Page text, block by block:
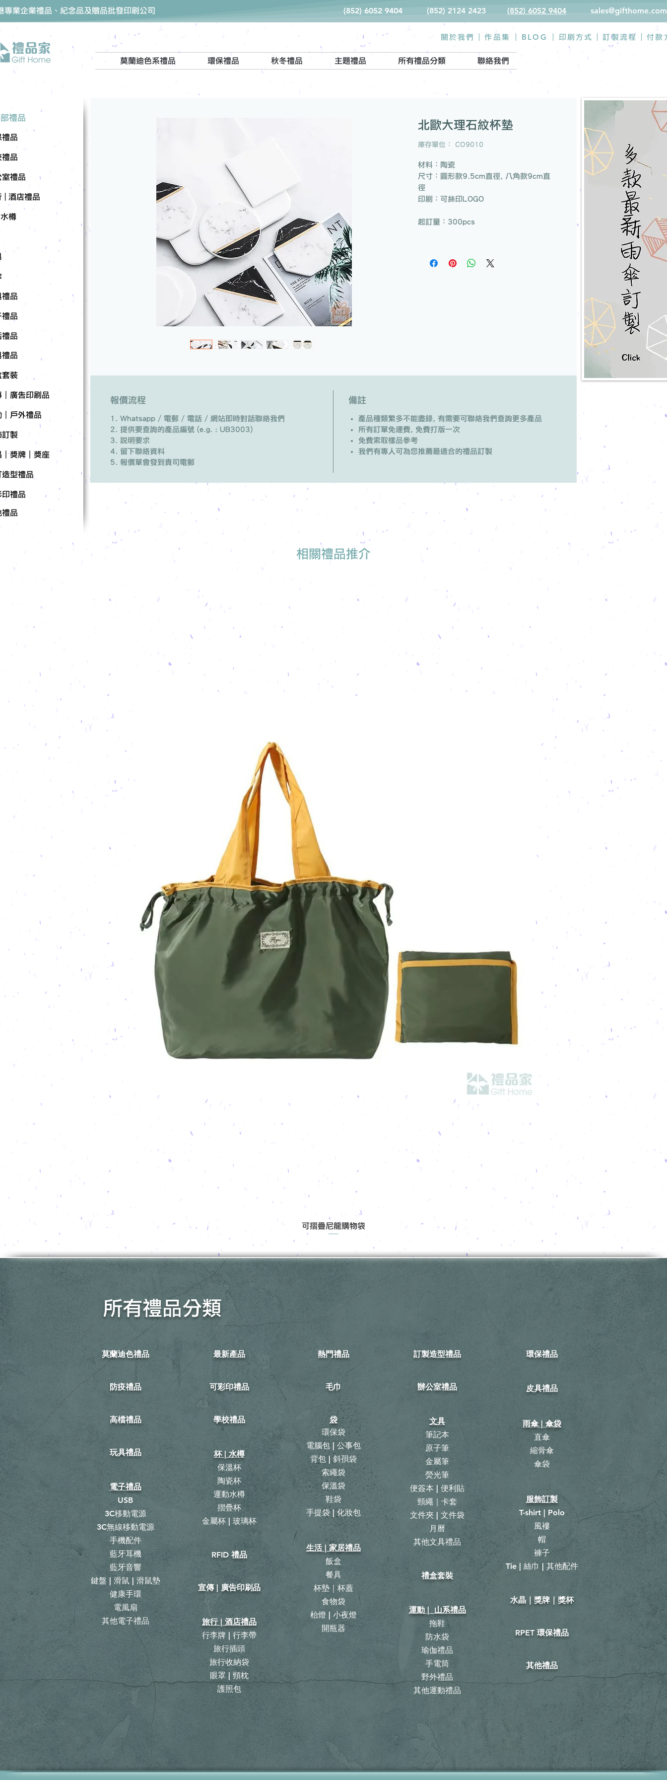
專業企業禮品、紀念品及贈品批發印刷公司 (852) 6052 9404 (852) 2124 2423 (852) 6052 9404
關於我們 | 作品集 BLOG 印刷方式 |訂製流程 付款
莫蘭迪色系禮品 環保禮品 秋冬禮品 主題禮品 所有禮品分類 聯絡我們
禮品
禮品
禮品
室禮品
| 酒店禮品
樽
禮品
禮品
禮品
禮品
套裝
｜廣告印刷品
｜戶外禮品
訂製
｜獎牌｜獎座
造型禮品
禮品
印禮品
北歐大理石紋杯墊
庫存單位： CO9010
材料：陶瓷
尺寸：圓形款9.5cm直徑, 八角款9cm直
徑
印刷：可絲印LOGO
起訂量：300pcs
報價流程
Whatsapp / 電郵 / 電話 / 網站即時對話聯絡我們
提供要查詢的產品編號 (e.g. : UB3003)
說明要求
留下聯絡資料
報價單會發到貴司電郵
備註
產品種類繁多不能盡錄, 有需要可聯絡我們查詢更多產品
所有訂單免運費, 免費打版一次
免費索取樣品參考
我們有專人可為您推薦最適合的禮品訂製
相關禮品推介
可摺疊尼龍購物袋
所有禮品分類
最新產品
​可彩印禮品
學校禮品
杯 | 水樽
保溫杯
陶瓷杯
運動水樽
摺疊杯
金屬杯 | 玻璃杯
RFID 禮品
宣傳 | 廣告印刷品
旅行 | 酒店禮品
行李牌 | 行李帶
旅行插頭
​旅行收納袋
眼罩 | 頸枕
護照包
莫蘭迪色禮品
防疫禮品
高檔禮品
玩具禮品
電子禮品
USB
3C移動電源
3C無線移動電源
手機配件
藍牙耳機
藍牙音響
鍵盤 | 滑鼠 | 滑鼠墊
健康手環
電風扇
其他電子禮品
熱門禮品
毛巾
袋
環保袋
電腦包 | 公事包
背包|斜孭袋
​索繩袋
保溫袋
鞋袋
手提袋 | 化妝包
生活 | 家居禮品
飯盒
餐具
杯墊｜杯蓋
食物袋
枱燈 | 小夜燈
開瓶器
訂製造型禮品
​辦公室禮品
文具
筆記本
原子筆
金屬筆
熒光筆
便簽本 | 便利貼
頸繩｜卡套
文件夾 | 文件袋
月曆
​其他文具禮品
禮盒套裝
運動 | 山系禮品
拖鞋
防水袋
瑜伽禮品
手電筒
野外禮品
其他運動禮品
環保禮品
皮具禮品
雨傘 | 傘袋
直傘
縮骨傘
​傘袋
服飾訂製
T-shirt | Polo
風褸
帽
褲子
Tie | 絲巾 | 其他配件
​水晶｜獎牌｜獎杯
RPET 環保禮品
其他禮品